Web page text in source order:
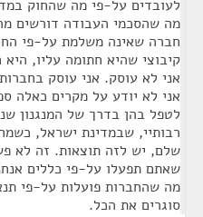
לעובדים על-פי מה שהחוק
מה שהסכמי העבודה דורשים
חברה שאינה משלמת על-פי
קיבוצי שהיא חתומה עליו,
אני לא עוסק. אני עוסק
אני לא יודע על מקרים כאלה
לטפל בהן בדרך של המנגנון
רבותיי, שבמדינת ישראל,
שלם, יש לזה תוצאות. זה לא
שאתם תפעלו על-פי כללים
מה שהחברות פועלות על-פי
סוגרים את הכל.